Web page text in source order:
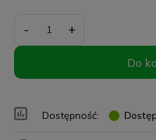
- +
Do
Dostępność: